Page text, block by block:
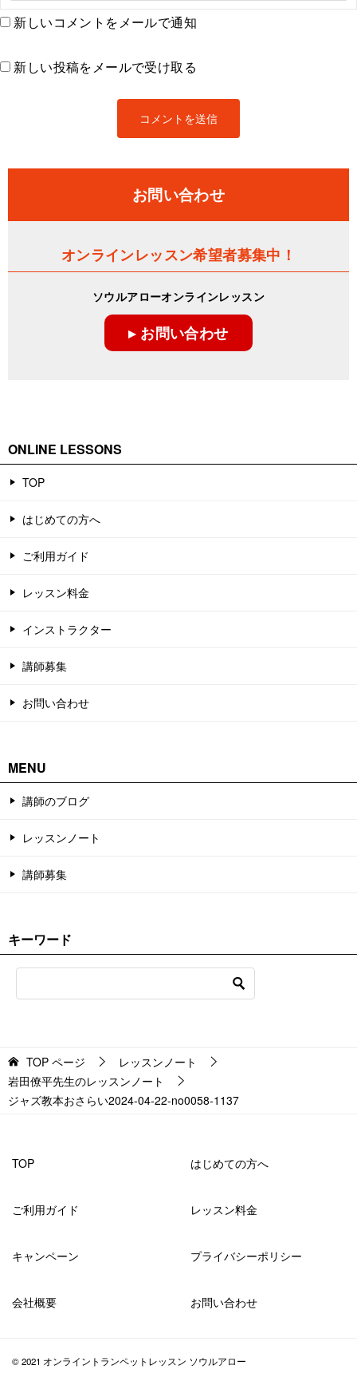
新しいコメントをメールで通知
新しい投稿をメールで受け取る
お問い合わせ
オンラインレッスン希望者募集中！
ソウルアローオンラインレッスン
▸ お問い合わせ
ONLINE LESSONS
TOP
はじめての方へ
ご利用ガイド
レッスン料金
インストラクター
講師募集
お問い合わせ
MENU
講師のブログ
レッスンノート
講師募集
キーワード
TOP ページ
レッスンノート
岩田僚平先生のレッスンノート
ジャズ教本おさらい2024-04-22-no0058-1137
TOP はじめての方へ
ご利用ガイド レッスン料金
キャンペーン プライバシーポリシー
会社概要 お問い合わせ
© 2021 オンライントランペットレッスン ソウルアロー